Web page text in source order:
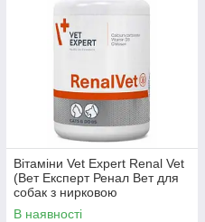
Вітаміни Vet Expert Renal Vet
(Вет Експерт Ренал Вет для
собак з нирковою
недостатністю) 60 капсул
В наявності